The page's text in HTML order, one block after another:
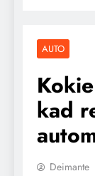
AUTO
kad
Deimante